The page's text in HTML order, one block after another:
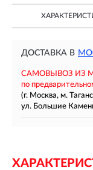
ДОСТАВКА В
САМОВЫВОЗ ИЗ
по
(г. Москва, м.
ул. Большие